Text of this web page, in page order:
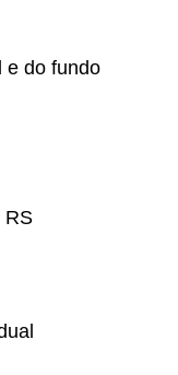
e do fundo